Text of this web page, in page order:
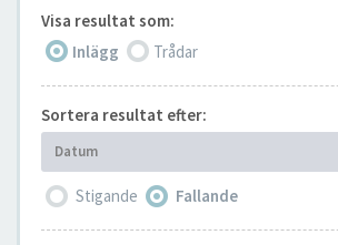
Visa resultat som:
Inlägg
Trådar
Sortera resultat efter:
Datum
Stigande Fallande